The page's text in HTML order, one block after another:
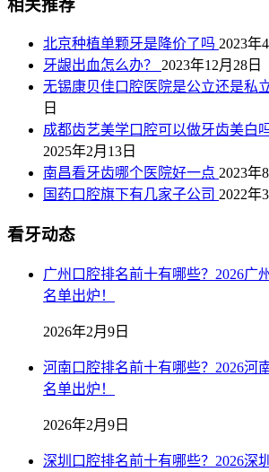
相关推荐
北京种植单颗牙是降价了吗 2023年
牙龈出血怎么办？ 2023年12月28日
无锡康贝佳口腔医院是公立还是私
日
成都齿艺美学口腔可以做牙齿美白
2025年2月13日
南昌看牙齿哪个医院好一点 2023年
国药口腔旗下有几家子公司 2022年
看牙动态
广州口腔排名前十有哪些？2026广
名单出炉！
2026年2月9日
河南口腔排名前十有哪些？2026河
名单出炉！
2026年2月9日
深圳口腔排名前十有哪些？2026深